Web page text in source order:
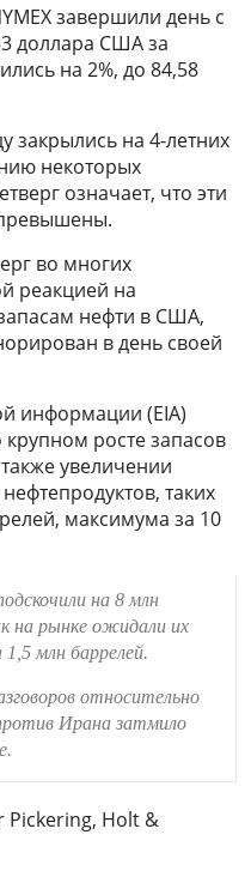
завершили день с
доллара США за
на 2%, до 84,58
закрылись на 4-летних
некоторых
означает, что эти
во многих
реакцией на
нефти в США,
в день своей
информации (EIA)
росте запасов
увеличении
таких
максимума за 10
на 8 млн
на рынке ожидали их
1,5 млн баррелей.
относительно
Ирана затмило
Pickering, Holt &